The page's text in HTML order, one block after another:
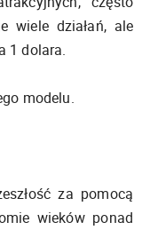
wiele działań, ale
1 dolara.
modelu.
za pomocą
wieków ponad